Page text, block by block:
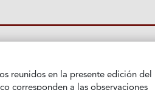
reunidos en la presente edición del
corresponden a las observaciones